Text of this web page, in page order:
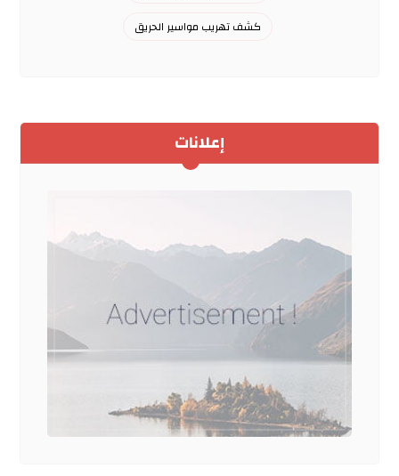
كشف تهريب مواسير الحريق
إعلانات